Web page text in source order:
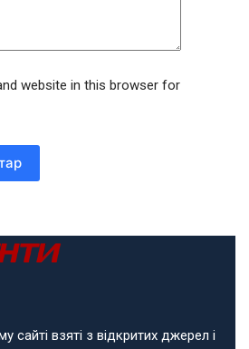
website in this browser for
сайті взяті з відкритих джерел і